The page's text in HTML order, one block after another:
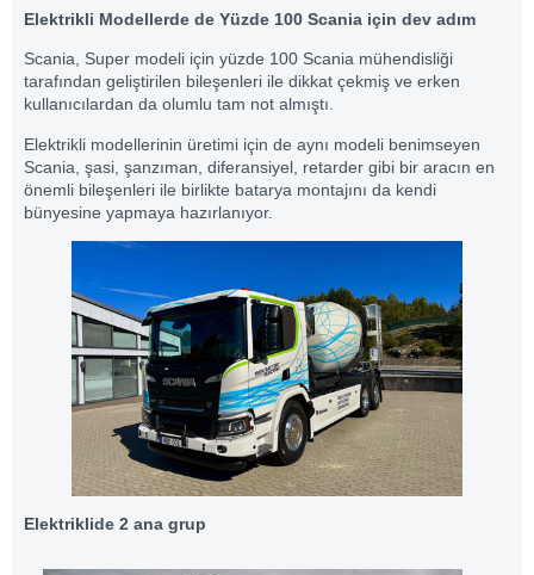
Elektrikli Modellerde de Yüzde 100 Scania için dev adım
Scania, Super modeli için yüzde 100 Scania mühendisliği
tarafından geliştirilen bileşenleri ile dikkat çekmiş ve erken
kullanıcılardan da olumlu tam not almıştı.
Elektrikli modellerinin üretimi için de aynı modeli benimseyen
Scania, şasi, şanzıman, diferansiyel, retarder gibi bir aracın en
önemli bileşenleri ile birlikte batarya montajını da kendi
bünyesine yapmaya hazırlanıyor.
Elektriklide 2 ana grup